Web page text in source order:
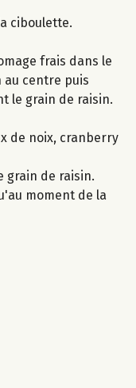
ciboulette.
frais dans le
au centre puis
le grain de raisin.
de noix, cranberry
grain de raisin.
moment de la